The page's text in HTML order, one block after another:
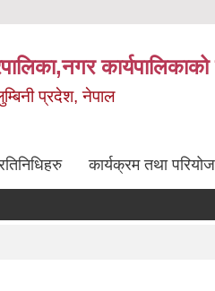
कार्यपालिकाको
प्रदेश, नेपाल
कार्यक्रम तथा